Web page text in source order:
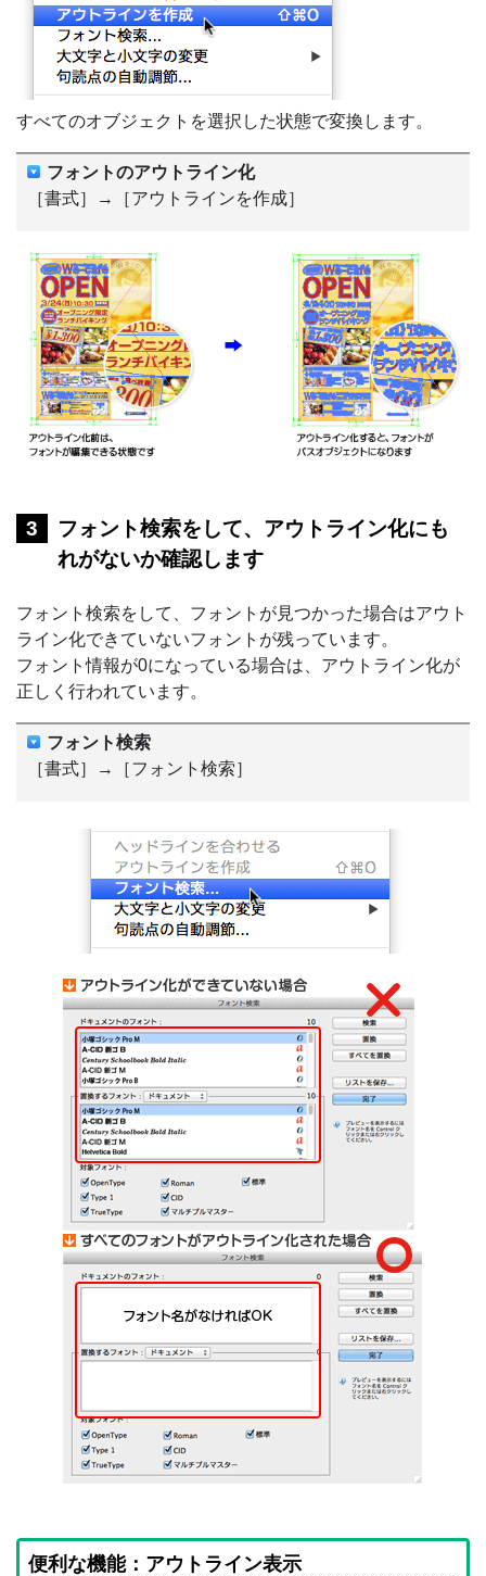
すべてのオブジェクトを選択した状態で変換します。
フォントのアウトライン化
［書式］→［アウトラインを作成］
フォント検索をして、アウトライン化にも
れがないか確認します
フォント検索をして、フォントが見つかった場合はアウト
ライン化できていないフォントが残っています。
フォント情報が0になっている場合は、アウトライン化が
正しく行われています。
フォント検索
［書式］→［フォント検索］
便利な機能：アウトライン表示